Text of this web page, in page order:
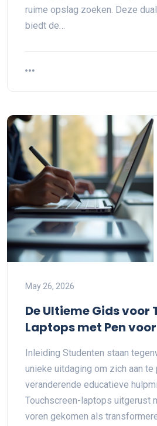
ruime opslag zoeken. Deze
biedt de…
May 26, 2026
De Ultieme Gids voor
Laptops met Pen
Inleiding Studenten staan
unieke uitdaging om zich aan te
veranderende educatieve
Touchscreen-laptops uitgerust
voren gekomen als